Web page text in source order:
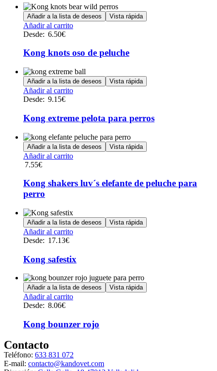
Añadir a la lista de deseos Vista rápida
Añadir al carritoEste
múltiples
variantes.
Las
opciones
se
pueden
la
de
producto
Desde: 6.50€
Kong knots oso de peluche
Añadir a la lista de deseos Vista rápida
Añadir al carritoEste
múltiples
variantes.
Las
opciones
se
pueden
la
producto
Desde: 9.15€
Kong extreme pelota para perros
Añadir a la lista de deseos Vista rápida
Añadir al carrito
7.55€
Kong shakers luv´s elefante de peluche para
perro
Añadir a la lista de deseos Vista rápida
Añadir al carritoEste
múltiples
variantes.
Las
opciones
se
pueden
la
producto
Desde: 17.13€
Kong safestix
Añadir a la lista de deseos Vista rápida
Añadir al carritoEste
múltiples
variantes.
se
pueden
Desde: 8.06€
Kong bounzer rojo
Contacto
Teléfono: 633 831 072
E-mail: contacto@kandovet.com